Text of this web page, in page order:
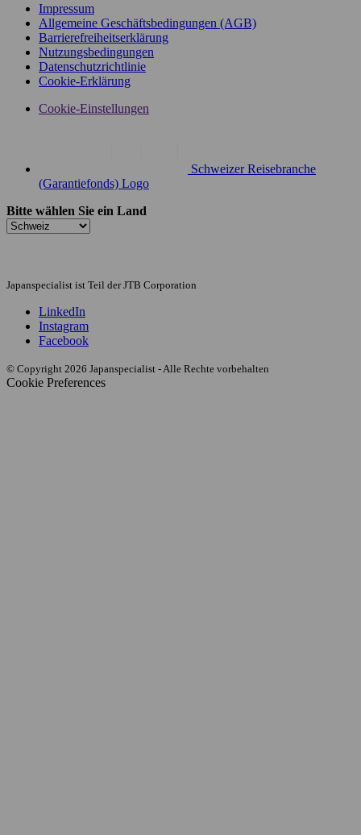
Impressum
Allgemeine Geschäftsbedingungen (AGB)
Barrierefreiheitserklärung
Nutzungsbedingungen
Datenschutzrichtlinie
Cookie-Erklärung
Cookie-Einstellungen
Schweizer Reisebranche
(Garantiefonds) Logo
Bitte wählen Sie ein Land
Japanspecialist ist Teil der JTB Corporation
LinkedIn
Instagram
Facebook
© Copyright 2026 Japanspecialist - Alle Rechte vorbehalten
Cookie Preferences